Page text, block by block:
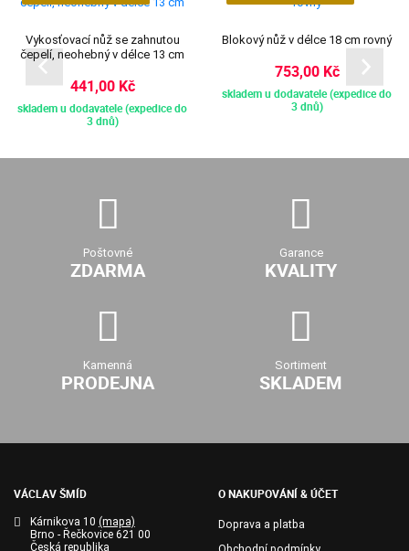
Vykosťovací nůž se zahnutou
čepelí, neohebný v délce 13 cm
441,00 Kč
skladem u dodavatele (expedice do
3 dnů)
Blokový nůž v délce 18 cm rovný
753,00 Kč
skladem u dodavatele (expedice do
3 dnů)
Poštovné
ZDARMA
Garance
KVALITY
Kamenná
PRODEJNA
Sortiment
SKLADEM
VÁCLAV ŠMÍD
Kárnikova 10 (mapa)
Brno - Řečkovice 621 00
Česká republika
O NAKUPOVÁNÍ & ÚČET
Doprava a platba